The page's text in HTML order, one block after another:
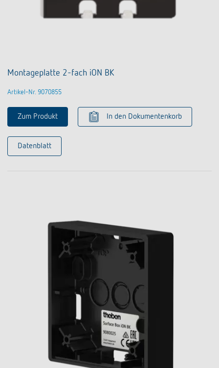
Montageplatte 2-fach iON BK
Artikel-Nr. 9070855
Zum Produkt In den Dokumentenkorb
Datenblatt